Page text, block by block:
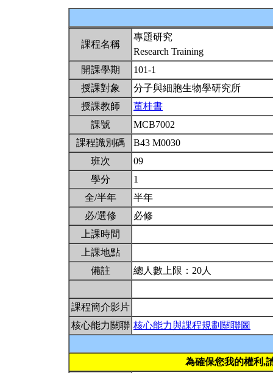
課程名稱
專題研究
Research Training
開課學期
101-1
授課對象
分子與細胞生物學研究所
授課教師
董桂書
課號
MCB7002
課程識別碼
B43 M0030
班次
09
學分
1
全/半年
半年
必/選修
必修
上課時間
上課地點
備註
總人數上限：20人
課程簡介影片
核心能力關聯 核心能力與課程規劃關聯圖
為確保您我的權利,